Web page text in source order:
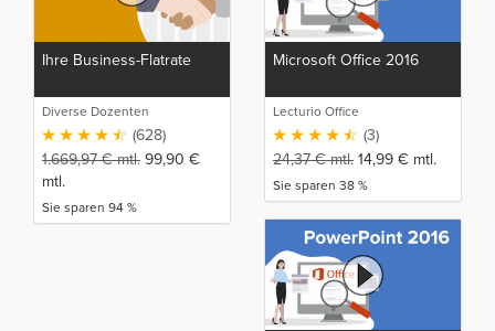
Ihre Business-Flatrate
Diverse Dozenten
(628)
1.669,97€mtl. 99,90 €
mtl.
Sie sparen 94 %
Microsoft Office 2016
Lecturio Office
(3)
24,37€mtl. 14,99 € mtl.
Sie sparen 38 %